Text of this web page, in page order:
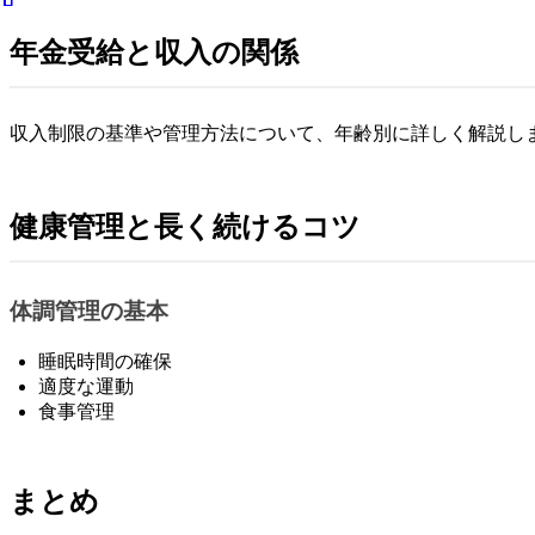
年金受給と収入の関係
収入制限の基準や管理方法について、年齢別に詳しく解説し
健康管理と長く続けるコツ
体調管理の基本
睡眠時間の確保
適度な運動
食事管理
まとめ